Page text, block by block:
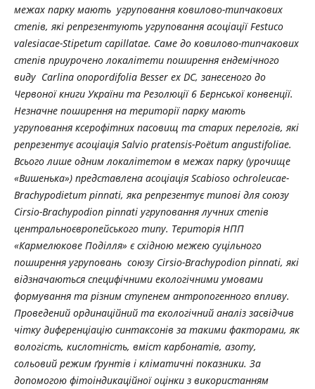
межах парку мають угруповання ковилово-типчакових
степів, які репрезентують угруповання асоціації Festuco
valesiacae-Stipetum capillatae. Саме до ковилово-типчакових
степів приурочено локалітети поширення ендемічного
виду Carlina onopordifolia Besser ex DC, занесеного до
Червоної книги України та Резолюції 6 Бернської конвенції.
Незначне поширення на території парку мають
угруповання ксерофітних пасовищ та старих перелогів, які
репрезентує асоціація Salvio pratensis-Poёtum angustifoliae.
Всього лише одним локалітетом в межах парку (урочище
«Вишенька») представлена асоціація Scabioso ochroleucae-
Brachypodietum pinnati, яка репрезентує типові для союзу
Cirsio-Brachypodion pinnati угруповання лучних степів
центральноєвропейського типу. Територія НПП
«Кармелюкове Поділля» є східною межею суцільного
поширення угруповань союзу Cirsio-Brachypodion pinnati, які
відзначаються специфічними екологічними умовами
формування та різним ступенем антропогенного впливу.
Проведений ординаційний та екологічний аналіз засвідчив
чітку диференціацію синтаксонів за такими факторами, як
вологість, кислотність, вміст карбонатів, азоту,
сольовий режим ґрунтів і кліматичні показники. За
допомогою фітоіндикаційної оцінки з використанням